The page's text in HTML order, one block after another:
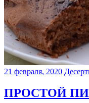
21 февраля, 2020
ПРОСТОЙ